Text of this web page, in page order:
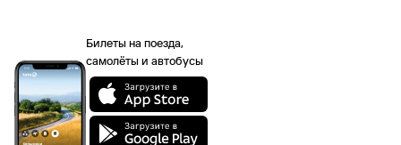
Билеты на поезда,
самолёты и автобусы